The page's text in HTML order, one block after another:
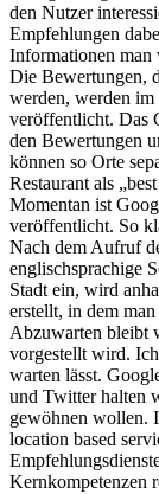
den Nutzer
Empfehlungen
Informationen man
Die Bewertungen,
werden, werden im
veröffentlicht. Das
den Bewertungen
können so Orte
Restaurant als
Momentan ist
veröffentlicht. So
Nach dem Aufruf
englischsprachige
Stadt ein, wird
erstellt, in dem
Abzuwarten bleibt
vorgestellt wird.
warten lässt.
und Twitter halten
gewöhnen wollen.
location based
Kernkompetenzen